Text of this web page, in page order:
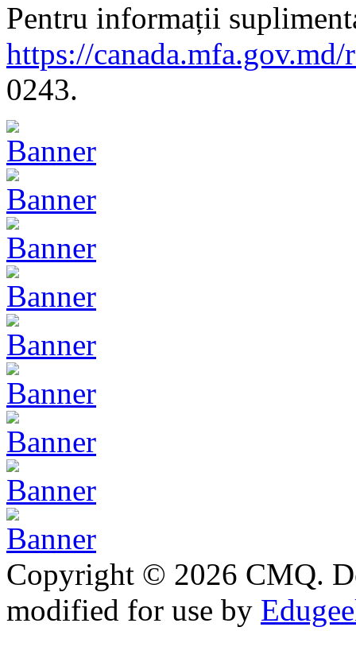
Pentru informații
https://canada.mfa.gov.md/
0243.
Copyright © 2026 CMQ.
modified for use by